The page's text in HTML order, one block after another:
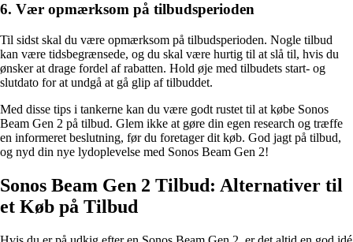
6. Vær opmærksom på tilbudsperioden
Til sidst skal du være opmærksom på tilbudsperioden. Nogle tilbud
kan være tidsbegrænsede, og du skal være hurtig til at slå til, hvis du
ønsker at drage fordel af rabatten. Hold øje med tilbudets start- og
slutdato for at undgå at gå glip af tilbuddet.
Med disse tips i tankerne kan du være godt rustet til at købe Sonos
Beam Gen 2 på tilbud. Glem ikke at gøre din egen research og træffe
en informeret beslutning, før du foretager dit køb. God jagt på tilbud,
og nyd din nye lydoplevelse med Sonos Beam Gen 2!
Sonos Beam Gen 2 Tilbud: Alternativer til
et Køb på Tilbud